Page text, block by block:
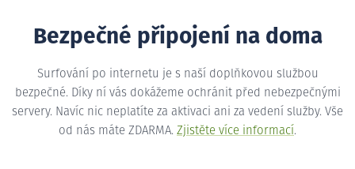
Bezpečné připojení na doma
Surfování po internetu je s naší doplňkovou službou
bezpečné. Díky ní vás dokážeme ochránit před nebezpečnými
servery. Navíc nic neplatíte za aktivaci ani za vedení služby. Vše
od nás máte ZDARMA. Zjistěte více informací.